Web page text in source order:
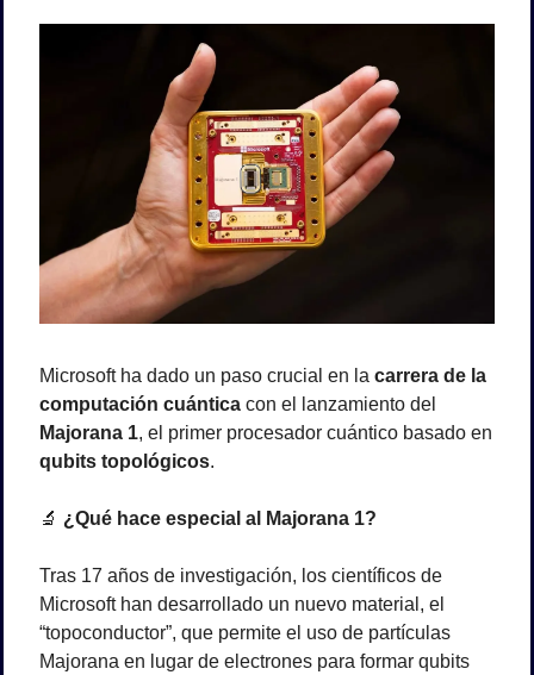
Microsoft ha dado un paso crucial en la carrera de la
computación cuántica
Majorana 1
qubits topológicos.
🔬 ¿Qué hace especial al Majorana 1?
Tras 17 años de investigación, los científicos de
Microsoft han desarrollado un nuevo material, el
“topoconductor”, que permite el uso de partículas
Majorana en lugar de electrones para formar qubits